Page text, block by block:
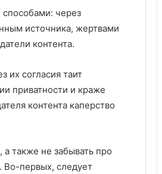
через
источника, жертвами
контента.
их согласия таит
приватности и краже
контента каперство
а также не забывать про
Во-первых, следует